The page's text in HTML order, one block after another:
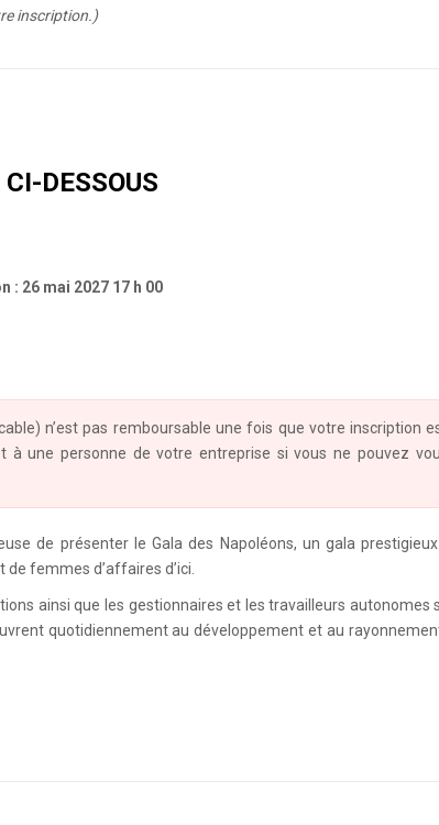
inscription.)
DESSOUS
: 26 mai 2027 17 h 00
n’est pas remboursable une fois que votre inscription
une personne de votre entreprise si vous ne pouvez
de présenter le Gala des Napoléons, un gala
femmes d’affaires d’ici.
ainsi que les gestionnaires et les travailleurs autonomes
quotidiennement au développement et au